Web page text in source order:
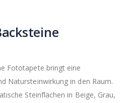
Fototapete bringt eine
Natursteinwirkung in den Raum.
Steinflächen in Beige, Grau,